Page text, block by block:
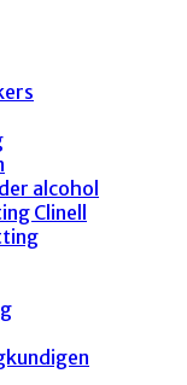
alcohol
Clinell